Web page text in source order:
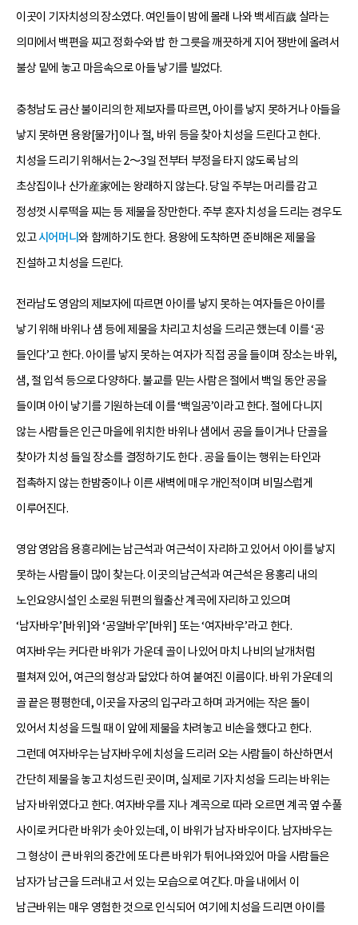
이곳이 기자치성의 장소였다. 여인들이 밤에 몰래 나와 백세百歲 살라는
의미에서 백편을 찌고 정화수와 밥 한 그릇을 깨끗하게 지어 쟁반에 올려서
불상 밑에 놓고 마음속으로 아들 낳기를 빌었다.
충청남도 금산 불이리의 한 제보자를 따르면, 아이를 낳지 못하거나 아들을
낳지 못하면 용왕[물가]이나 절, 바위 등을 찾아 치성을 드린다고 한다.
치성을 드리기 위해서는 2～3일 전부터 부정을 타지 않도록 남의
초상집이나 산가産家에는 왕래하지 않는다. 당일 주부는 머리를 감고
정성껏 시루떡을 찌는 등 제물을 장만한다. 주부 혼자 치성을 드리는 경우도
있고시어머니와 함께하기도 한다. 용왕에 도착하면 준비해온 제물을
진설하고 치성을 드린다.
전라남도 영암의 제보자에 따르면 아이를 낳지 못하는 여자들은 아이를
낳기 위해 바위나 샘 등에 제물을 차리고 치성을 드리곤 했는데 이를 ‘공
들인다’고 한다. 아이를 낳지 못하는 여자가 직접 공을 들이며 장소는 바위,
샘, 절 입석 등으로 다양하다. 불교를 믿는 사람은 절에서 백일 동안 공을
들이며 아이 낳기를 기원하는데 이를 ‘백일공’이라고 한다. 절에 다니지
않는 사람들은 인근 마을에 위치한 바위나 샘에서 공을 들이거나 단골을
찾아가 치성 들일 장소를 결정하기도 한다 . 공을 들이는 행위는 타인과
접촉하지 않는 한밤중이나 이른 새벽에 매우 개인적이며 비밀스럽게
이루어진다.
영암 영암읍 용흥리에는 남근석과 여근석이 자리하고 있어서 아이를 낳지
못하는 사람들이 많이 찾는다. 이곳의 남근석과 여근석은 용홍리 내의
노인요양시설인 소로원 뒤편의 월출산 계곡에 자리하고 있으며
‘남자바우’[바위]와 ‘공알바우’[바위] 또는 ‘여자바우’라고 한다.
여자바우는 커다란 바위가 가운데 골이 나있어 마치 나비의 날개처럼
펼쳐져 있어, 여근의 형상과 닮았다 하여 붙여진 이름이다. 바위 가운데의
골 끝은 평평한데, 이곳을 자궁의 입구라고 하며 과거에는 작은 돌이
있어서 치성을 드릴 때 이 앞에 제물을 차려놓고 비손을 했다고 한다.
그런데 여자바우는 남자바우에 치성을 드리러 오는 사람들이 하산하면서
간단히 제물을 놓고 치성드린 곳이며, 실제로 기자 치성을 드리는 바위는
남자 바위였다고 한다. 여자바우를 지나 계곡으로 따라 오르면 계곡 옆 수풀
사이로 커다란 바위가 솟아 있는데, 이 바위가 남자 바우이다. 남자바우는
그 형상이 큰 바위의 중간에 또 다른 바위가 튀어나와있어 마을 사람들은
남자가 남근을 드러내고 서 있는 모습으로 여긴다. 마을 내에서 이
남근바위는 매우 영험한 것으로 인식되어 여기에 치성을 드리면 아이를